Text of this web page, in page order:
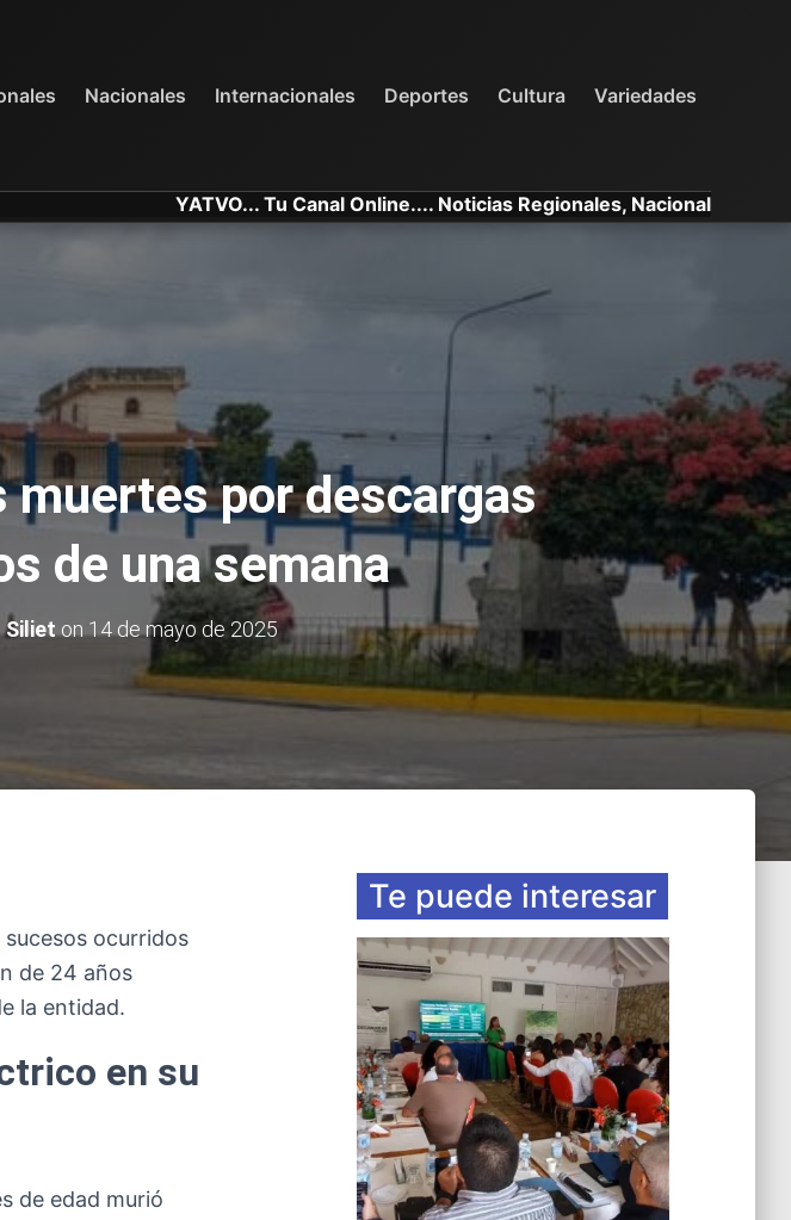
Nacionales Internacionales Deportes Cultura Variedades
YATVO... Tu Canal Online.... Noticias Regionales, Nacionales e Internacionales.
muertes por descargas
de una semana
Siliet on 14 de mayo de 2025
ocurridos
de 24 años
la entidad.
en su
de edad murió
Te puede interesar